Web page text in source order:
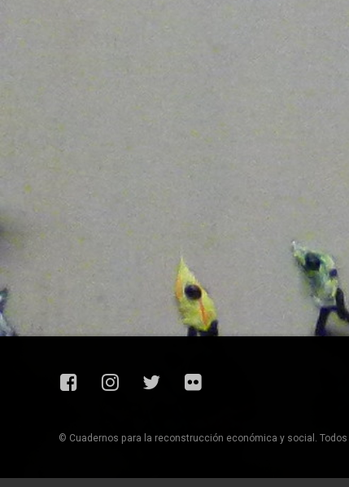
FacebookInstagram
TwitterFlickr
© Cuadernos para la reconstrucción económica y social.